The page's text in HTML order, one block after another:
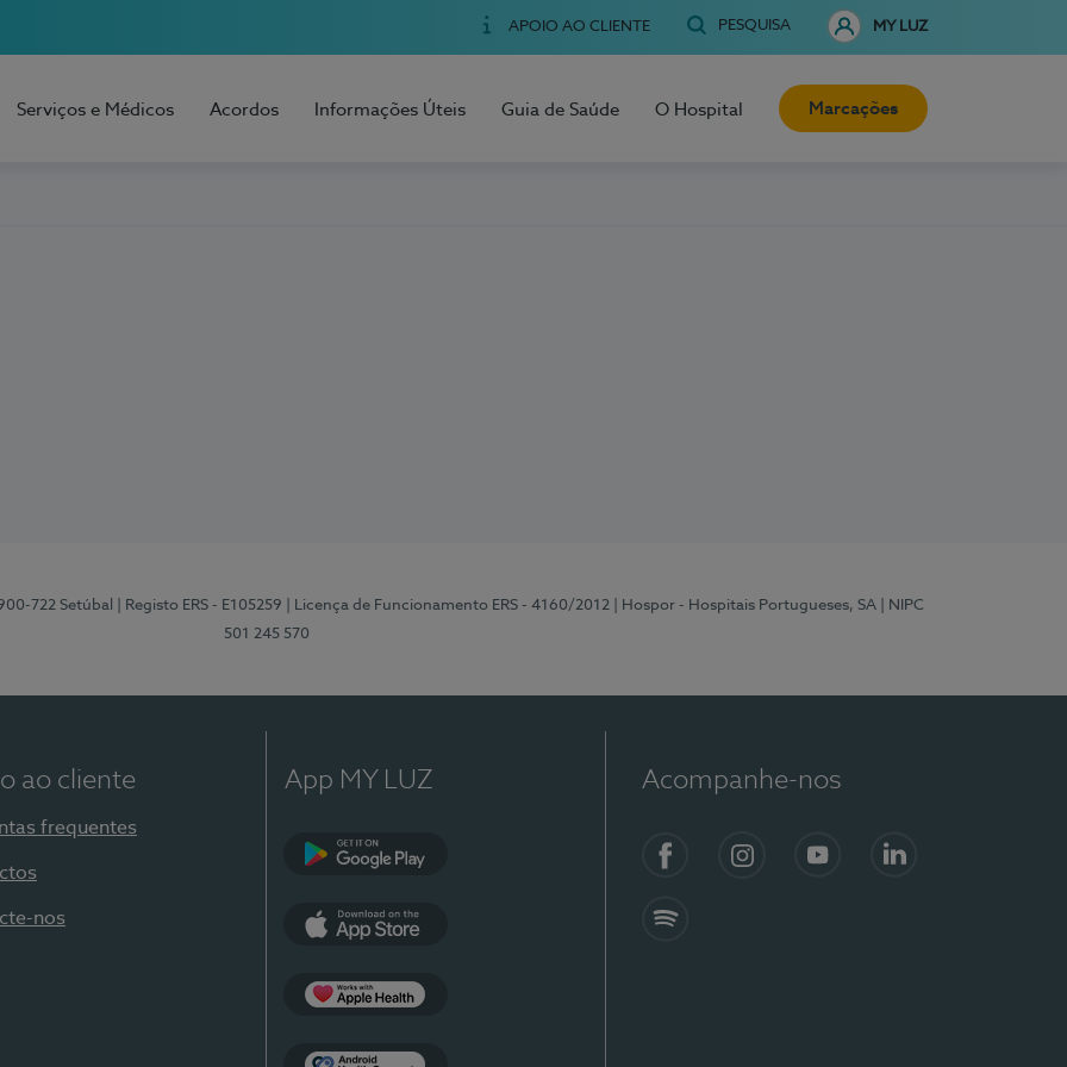
APOIO AO CLIENTE PESQUISA MY LUZ
Serviços e Médicos Acordos Informações Úteis Guia de Saúde O Hospital Marcações
722 Setúbal | Registo ERS - E105259 | Licença de Funcionamento ERS - 4160/2012 | Hospor - Hospitais Portugueses, SA
| NIPC
501 245 570
ao cliente
frequentes
nos
App MY LUZ Acompanhe-nos